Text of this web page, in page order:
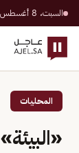
السبت، 8 أغسطس 2026 · 25 صفر 1448 هـ
المحليات